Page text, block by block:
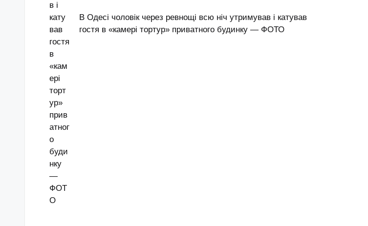
В Одесі чоловік через ревнощі всю ніч утримував і катував
гостя в «камері тортур» приватного будинку — ФОТО